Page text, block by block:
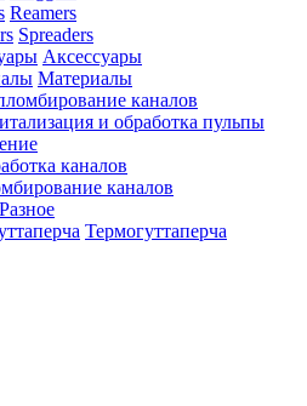
Reamers
Spreaders
Аксессуары
Материалы
каналов
и обработка пульпы
каналов
каналов
Разное
Термогуттаперча